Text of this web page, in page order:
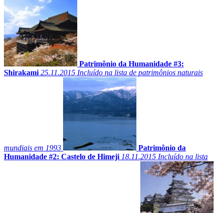
Patrimônio da Humanidade #3:
Shirakami 25.11.2015 Incluído na lista de patrimônios naturais
mundiais em 1993
Patrimônio da
Humanidade #2: Castelo de Himeji 18.11.2015 Incluído na lista